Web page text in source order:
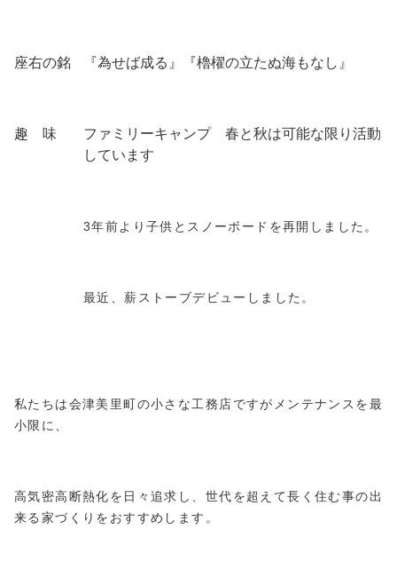
座右の銘 『為せば成る』『櫓櫂の立たぬ海もなし』
趣 味
ファミリーキャンプ 春と秋は可能な限り活動
しています
3年前より子供とスノーボードを再開しました。
最近、薪ストーブデビューしました。
私たちは会津美里町の小さな工務店ですがメンテナンスを最
小限に、
高気密高断熱化を日々追求し、世代を超えて長く住む事の出
来る家づくりをおすすめします。